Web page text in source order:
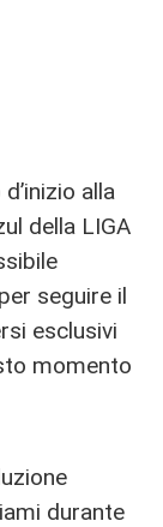
alla
della LIGA
seguire il
esclusivi
momento
durante